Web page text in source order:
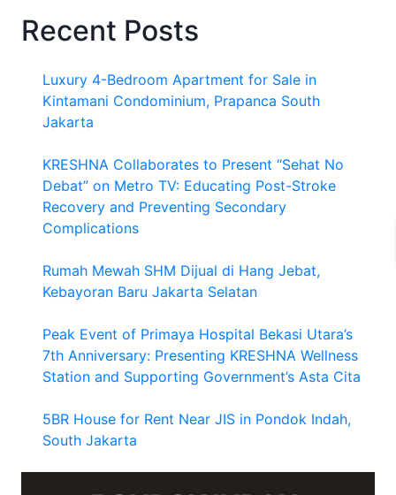
LINGKUNGAN
YANG
AREA
TAMBAK
Recent Posts
Luxury 4-Bedroom Apartment for Sale in
Kintamani Condominium, Prapanca South
Jakarta
KRESHNA Collaborates to Present “Sehat No
Debat” on Metro TV: Educating Post-Stroke
Recovery and Preventing Secondary
Complications
Rumah Mewah SHM Dijual di Hang Jebat,
Kebayoran Baru Jakarta Selatan
Peak Event of Primaya Hospital Bekasi Utara’s
7th Anniversary: Presenting KRESHNA Wellness
Station and Supporting Government’s Asta Cita
5BR House for Rent Near JIS in Pondok Indah,
South Jakarta